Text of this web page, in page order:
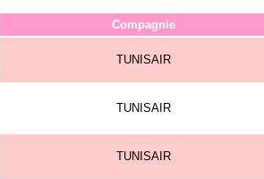
Compagnie
TUNISAIR
TUNISAIR
TUNISAIR